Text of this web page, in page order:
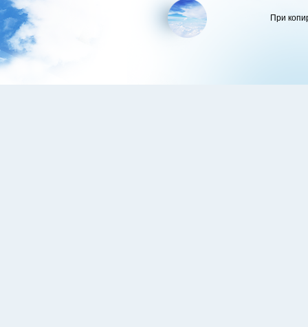
При